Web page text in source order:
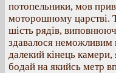
потопельники, мов
моторошному царстві.
шість рядів,
здавалося неможливим
далекий кінець
бодай на якийсь метр